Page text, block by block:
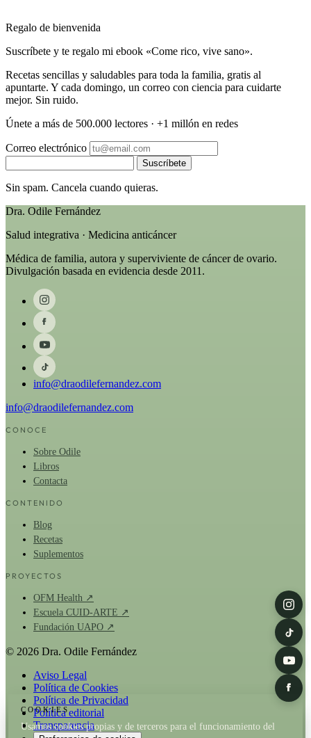
Regalo de bienvenida
Suscríbete y te regalo mi ebook «Come rico, vive sano».
Recetas sencillas y saludables para toda la familia, gratis al
apuntarte. Y cada domingo, un correo con ciencia para cuidarte
mejor. Sin ruido.
Únete a más de 500.000 lectores · +1 millón en redes
Correo electrónico
Suscríbete
Sin spam. Cancela cuando quieras.
Dra. Odile Fernández
Salud integrativa · Medicina anticáncer
Médica de familia, autora y superviviente de cáncer de ovario.
Divulgación basada en evidencia desde 2011.
info@draodilefernandez.com
info@draodilefernandez.com
CONOCE
Sobre Odile
Libros
Contacta
CONTENIDO
Blog
Recetas
Suplementos
PROYECTOS
OFM Health ↗
Escuela CUID-ARTE ↗
Fundación UAPO ↗
© 2026 Dra. Odile Fernández
Aviso Legal
Política de Cookies
Política de Privacidad
Política editorial
Transparencia
COOKIES
Usamos cookies propias y de terceros para el funcionamiento del